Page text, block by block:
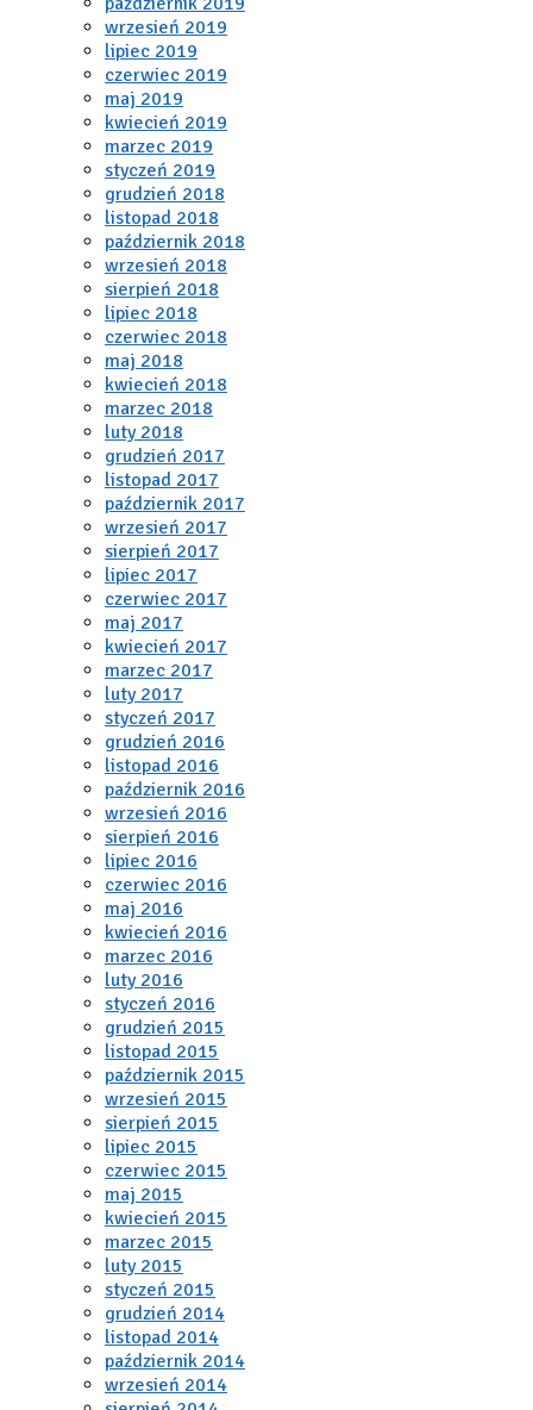
wrzesień 2019
lipiec 2019
czerwiec 2019
maj 2019
kwiecień 2019
marzec 2019
styczeń 2019
grudzień 2018
listopad 2018
październik 2018
wrzesień 2018
sierpień 2018
lipiec 2018
czerwiec 2018
maj 2018
kwiecień 2018
marzec 2018
luty 2018
grudzień 2017
listopad 2017
październik 2017
wrzesień 2017
sierpień 2017
lipiec 2017
czerwiec 2017
maj 2017
kwiecień 2017
marzec 2017
luty 2017
styczeń 2017
grudzień 2016
listopad 2016
październik 2016
wrzesień 2016
sierpień 2016
lipiec 2016
czerwiec 2016
maj 2016
kwiecień 2016
marzec 2016
luty 2016
styczeń 2016
grudzień 2015
listopad 2015
październik 2015
wrzesień 2015
sierpień 2015
lipiec 2015
czerwiec 2015
maj 2015
kwiecień 2015
marzec 2015
luty 2015
styczeń 2015
grudzień 2014
listopad 2014
październik 2014
wrzesień 2014